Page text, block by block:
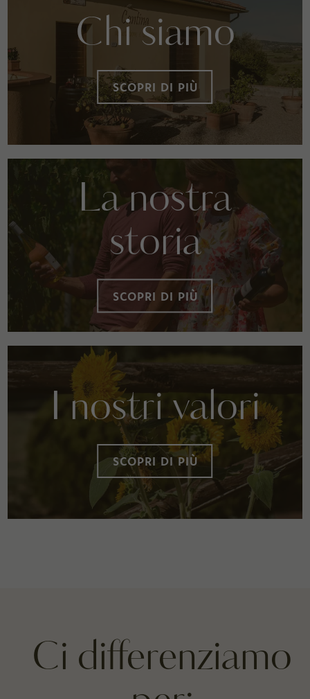
Chi siamo
SCOPRI DI PIÙ
La nostra
storia
SCOPRI DI PIÙ
I nostri valori
SCOPRI DI PIÙ
Ci differenziamo